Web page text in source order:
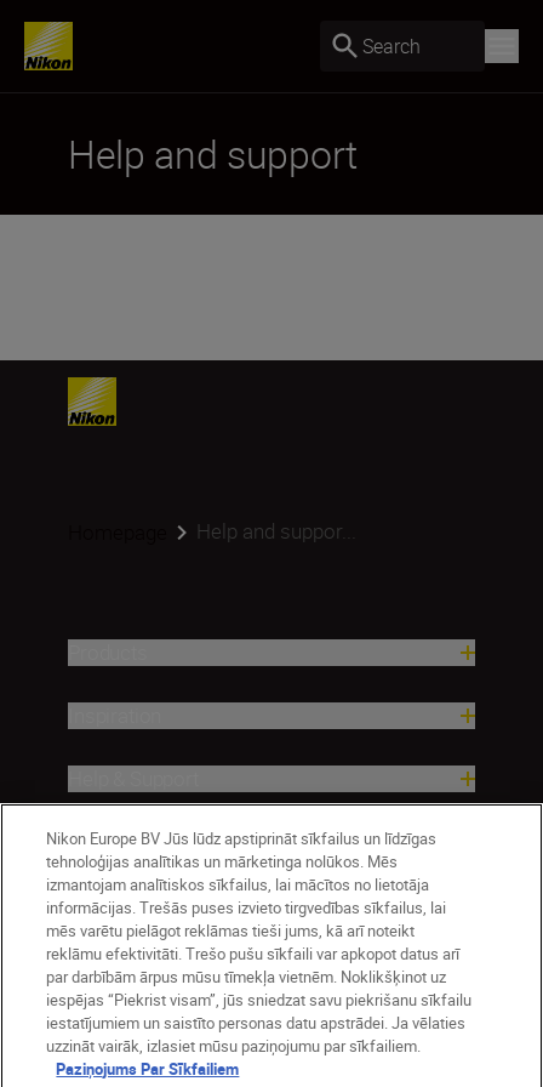
Search
Help and support
Help and suppor...
Company
Nikon Europe BV Jūs lūdz apstiprināt sīkfailus un līdzīgas
tehnoloģijas analītikas un mārketinga nolūkos. Mēs
izmantojam analītiskos sīkfailus, lai mācītos no lietotāja
informācijas. Trešās puses izvieto tirgvedības sīkfailus, lai
mēs varētu pielāgot reklāmas tieši jums, kā arī noteikt
reklāmu efektivitāti. Trešo pušu sīkfaili var apkopot datus arī
par darbībām ārpus mūsu tīmekļa vietnēm. Noklikšķinot uz
iespējas “Piekrist visam”, jūs sniedzat savu piekrišanu sīkfailu
iestatījumiem un saistīto personas datu apstrādei. Ja vēlaties
uzzināt vairāk, izlasiet mūsu paziņojumu par sīkfailiem.
Paziņojums Par Sīkfailiem